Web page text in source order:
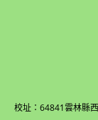
校址：64841雲林